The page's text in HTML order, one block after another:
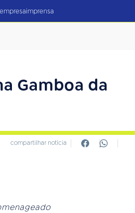
imprensa
Gamboa da
compartilhar notícia